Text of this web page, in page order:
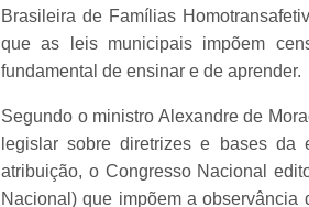
Brasileira de Famílias
que as leis municipais impõem
fundamental de ensinar e de aprender.
Segundo o ministro Alexandre de
legislar sobre diretrizes e bases da
atribuição, o Congresso Nacional
Nacional) que impõem a